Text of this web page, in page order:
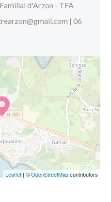
d'Arzon - TFA
| 06
Leaflet| ©OpenStreetMapcontributors